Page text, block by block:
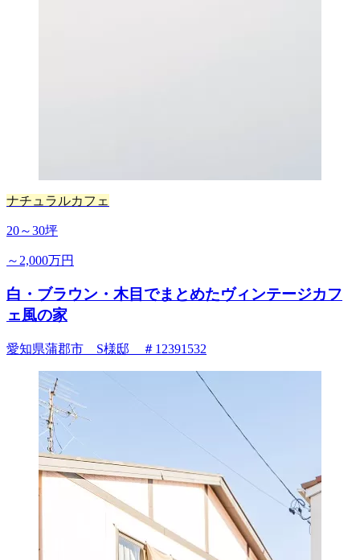
ナチュラルカフェ
20～30坪
～2,000万円
白・ブラウン・木目でまとめたヴィンテージカフ
ェ風の家
愛知県蒲郡市 S様邸 ＃12391532